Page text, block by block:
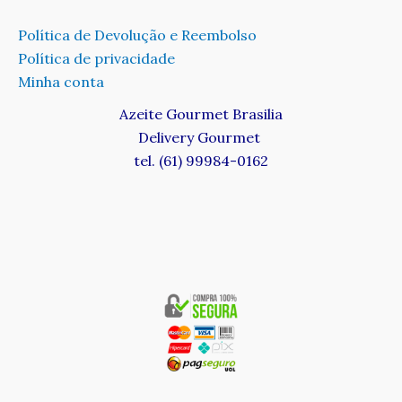
Política de Devolução e Reembolso
Política de privacidade
Minha conta
Azeite Gourmet Brasilia
Delivery Gourmet
tel. (61) 99984-0162